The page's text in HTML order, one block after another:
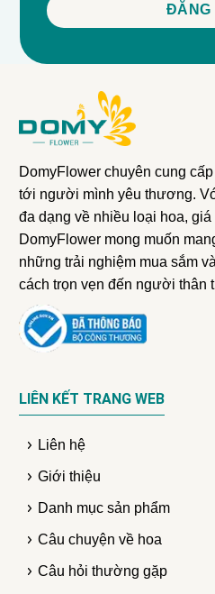
DomyFlower chuyên cung
tới người mình yêu thương.
đa dạng về nhiều loại hoa, giá
DomyFlower mong muốn
những trải nghiệm mua sắm
cách trọn vẹn đến người thân
LIÊN KẾT TRANG WEB
Liên hệ
Giới thiệu
Danh mục sản phẩm
Câu chuyện về hoa
Câu hỏi thường gặp